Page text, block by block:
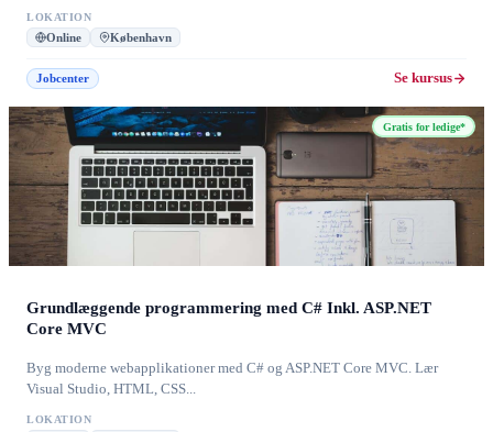
LOKATION
Online København
Jobcenter Se kursus
Gratis for ledige*
Grundlæggende programmering med C# Inkl. ASP.NET
Core MVC
Byg moderne webapplikationer med C# og ASP.NET Core MVC. Lær
Visual Studio, HTML, CSS...
LOKATION